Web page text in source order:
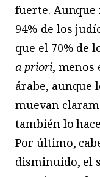
fuerte. Aunque
94% de los
que el 70% de
a priori, menos
árabe, aunque
muevan
también lo
Por último,
disminuido, el